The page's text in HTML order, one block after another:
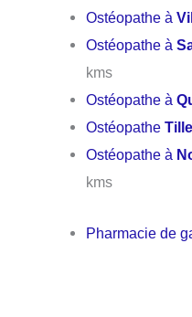
Ostéopathe à
Ostéopathe à
kms
Ostéopathe à
Ostéopathe
Ostéopathe à
kms
Pharmacie de